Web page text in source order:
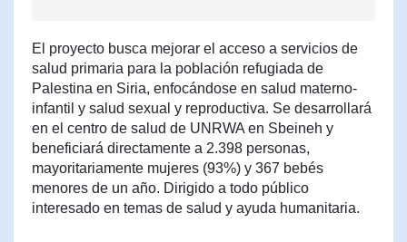
El proyecto busca mejorar el acceso a servicios de
salud primaria para la población refugiada de
Palestina en Siria, enfocándose en salud materno-
infantil y salud sexual y reproductiva. Se desarrollará
en el centro de salud de UNRWA en Sbeineh y
beneficiará directamente a 2.398 personas,
mayoritariamente mujeres (93%) y 367 bebés
menores de un año. Dirigido a todo público
interesado en temas de salud y ayuda humanitaria.